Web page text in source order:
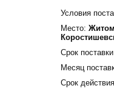
Условия
Место:
Срок
Месяц
Срок